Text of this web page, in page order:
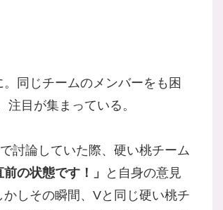
。同じチームのメンバーをも困
目が集まっている。
討論していた際、硬い桃チーム
の状態です！」
と自身の意見
しその瞬間、Vと同じ硬い桃チ